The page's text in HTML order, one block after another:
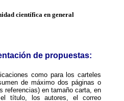
científica en general
de propuestas:
como para los carteles
de máximo dos páginas o
referencias) en tamaño carta, en
título, los autores, el correo